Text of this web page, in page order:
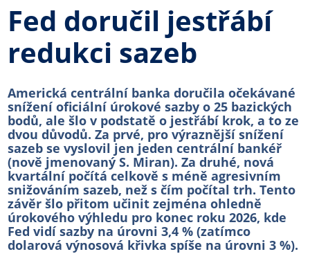
Fed doručil jestřábí
redukci sazeb
Americká centrální banka doručila očekávané
snížení oficiální úrokové sazby o 25 bazických
bodů, ale šlo v podstatě o jestřábí krok, a to ze
dvou důvodů. Za prvé, pro výraznější snížení
sazeb se vyslovil jen jeden centrální bankéř
(nově jmenovaný S. Miran). Za druhé, nová
kvartální počítá celkově s méně agresivním
snižováním sazeb, než s čím počítal trh. Tento
závěr šlo přitom učinit zejména ohledně
úrokového výhledu pro konec roku 2026, kde
Fed vidí sazby na úrovni 3,4 % (zatímco
dolarová výnosová křivka spíše na úrovni 3 %).